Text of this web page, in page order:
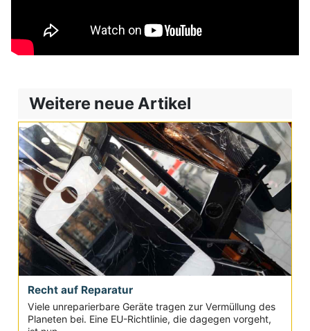
Weitere neue Artikel
Recht auf Reparatur
Viele unreparierbare Geräte tragen zur Vermüllung des
Planeten bei. Eine EU-Richtlinie, die dagegen vorgeht,